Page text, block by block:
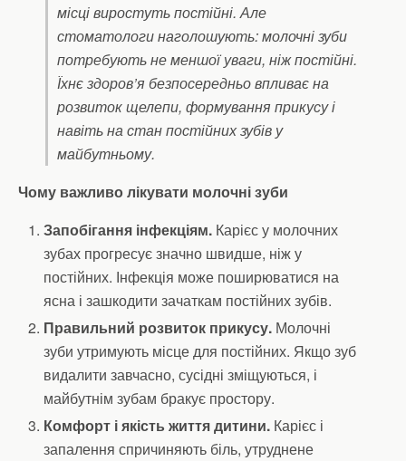
місці виростуть постійні. Але
стоматологи наголошують: молочні зуби
потребують не меншої уваги, ніж постійні.
Їхнє здоров’я безпосередньо впливає на
розвиток щелепи, формування прикусу і
навіть на стан постійних зубів у
майбутньому.
Чому важливо лікувати молочні зуби
Запобігання інфекціям. Карієс у молочних
зубах прогресує значно швидше, ніж у
постійних. Інфекція може поширюватися на
ясна і зашкодити зачаткам постійних зубів.
Правильний розвиток прикусу. Молочні
зуби утримують місце для постійних. Якщо зуб
видалити завчасно, сусідні зміщуються, і
майбутнім зубам бракує простору.
Комфорт і якість життя дитини. Карієс і
запалення спричиняють біль, утруднене